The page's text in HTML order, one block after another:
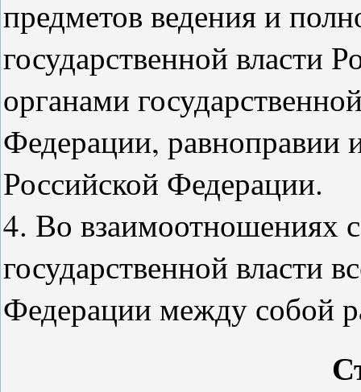
предметов ведения и
государственной власти
органами
Федерации, равноправии
Российской Федерации.
4. Во взаимоотношениях
государственной власти
Федерации между собой